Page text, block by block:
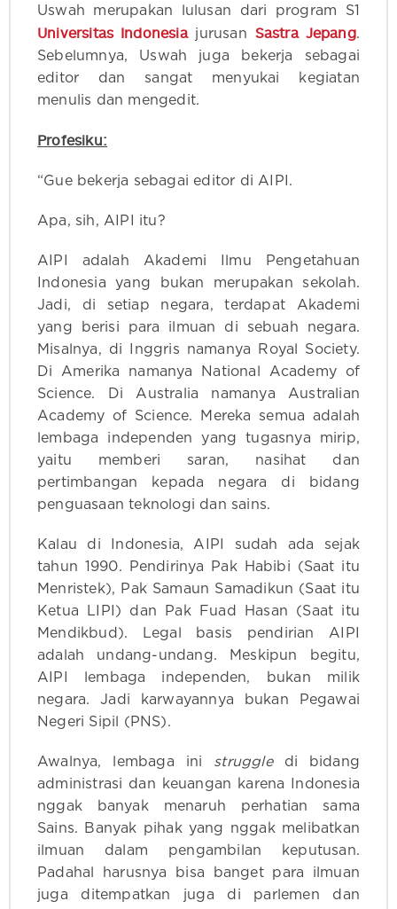
Uswah merupakan lulusan dari program S1
Universitas Indonesiajurusan Sastra Jepang‍.
Sebelumnya, Uswah juga bekerja sebagai
editor dan sangat menyukai kegiatan
menulis dan mengedit.
Profesiku:
“Gue bekerja sebagai editor di AIPI.
Apa, sih, AIPI itu?
AIPI adalah Akademi Ilmu Pengetahuan
Indonesia yang bukan merupakan sekolah.
Jadi, di setiap negara, terdapat Akademi
yang berisi para ilmuan di sebuah negara.
Misalnya, di Inggris namanya Royal Society.
Di Amerika namanya National Academy of
Science. Di Australia namanya Australian
Academy of Science. Mereka semua adalah
lembaga independen yang tugasnya mirip,
yaitu memberi saran, nasihat dan
pertimbangan kepada negara di bidang
penguasaan teknologi dan sains.
Kalau di Indonesia, AIPI sudah ada sejak
tahun 1990. Pendirinya Pak Habibi (Saat itu
Menristek), Pak Samaun Samadikun (Saat itu
Ketua LIPI) dan Pak Fuad Hasan (Saat itu
Mendikbud). Legal basis pendirian AIPI
adalah undang-undang. Meskipun begitu,
AIPI lembaga independen, bukan milik
negara. Jadi karwayannya bukan Pegawai
Negeri Sipil (PNS).
Awalnya, lembaga ini struggledi bidang
administrasi dan keuangan karena Indonesia
nggak banyak menaruh perhatian sama
Sains. Banyak pihak yang nggak melibatkan
ilmuan dalam pengambilan keputusan.
Padahal harusnya bisa banget para ilmuan
juga ditempatkan juga di parlemen dan